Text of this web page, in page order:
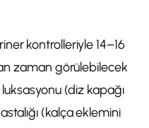
kontrolleriyle 14–16
zaman görülebilecek
luksasyonu (diz kapağı
(kalça eklemini